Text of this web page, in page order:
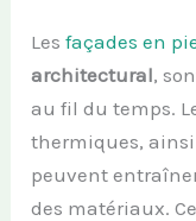
Lesfaçades en
architectural,
au fil du temps.
thermiques,
peuvent
des matériaux.